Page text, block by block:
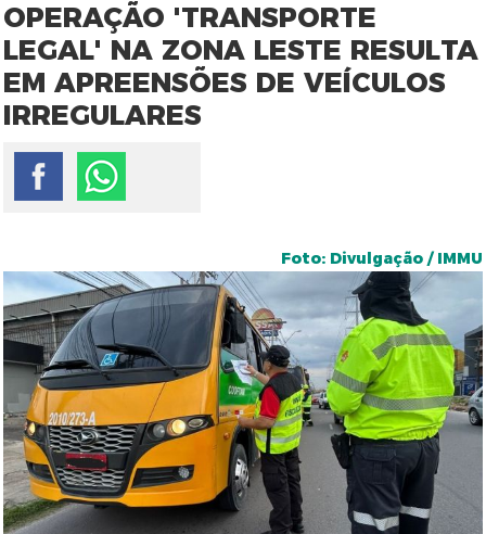
OPERAÇÃO 'TRANSPORTE
LEGAL' NA ZONA LESTE RESULTA
EM APREENSÕES DE VEÍCULOS
IRREGULARES
Foto: Divulgação / IMMU